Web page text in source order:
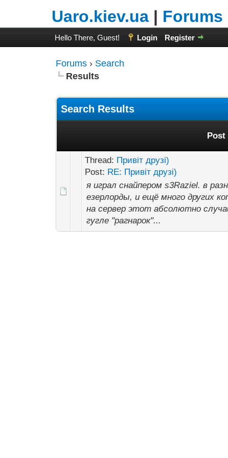
Uaro.kiev.ua| Forums
Hello There, Guest! Login Register
Forums › Search
Results
Search Results
Post
Thread: Привіт друзі)
Post: RE: Привіт друзі)
я играл снайпером s3Raziel. в
езерлорды, и ещё много других
на сервер этот абсолютно
гугле "рагнарок"...